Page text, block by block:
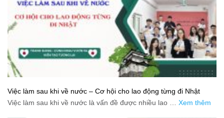
Việc làm sau khi về nước – Cơ hội cho lao động từng đi Nhật
Việc làm sau khi về nước là vấn đề được nhiều lao … Xem thêm